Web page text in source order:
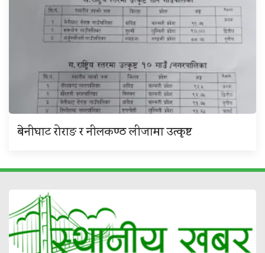
बेनीघाट रोराङ र नीलकण्ठ लीजामा उत्कृष्ट